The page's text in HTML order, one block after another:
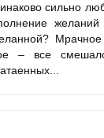
сильно
Мрачное
– все